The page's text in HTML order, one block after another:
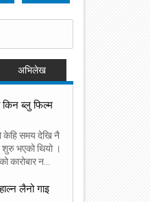
अभिलेख
किन ब्लु फिल्म
केहि समय देखि नै
शुरु भएको थियो ।
न...
लैनो गाइ